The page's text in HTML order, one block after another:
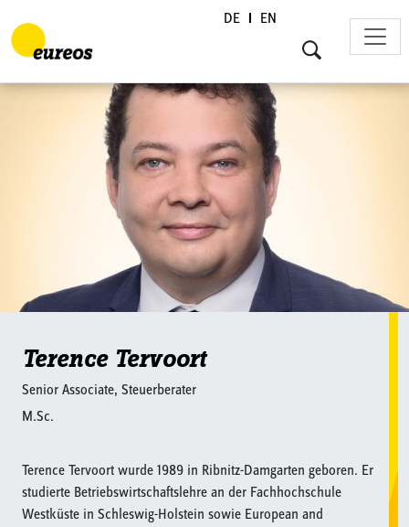
Skip to content
DE EN
Terence Tervoort
Senior Associate, Steuerberater
M.Sc.
Terence Tervoort wurde 1989 in Ribnitz-Damgarten geboren. Er
studierte Betriebswirtschaftslehre an der Fachhochschule
Westküste in Schleswig-Holstein sowie European and